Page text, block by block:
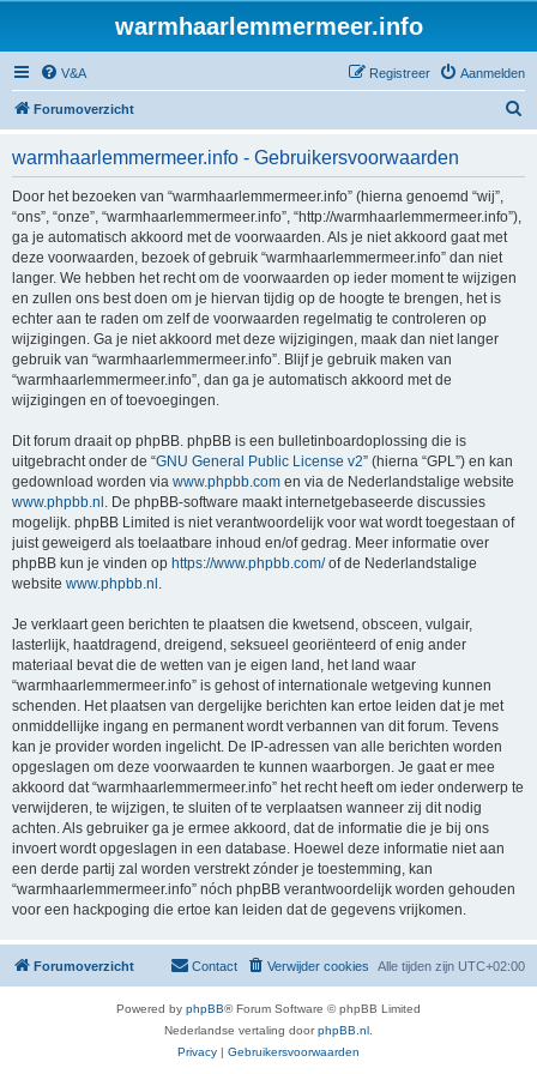
warmhaarlemmermeer.info
V&A Aanmelden
Registreer
Forumoverzicht
warmhaarlemmermeer.info - Gebruikersvoorwaarden
Door het bezoeken van “warmhaarlemmermeer.info” (hierna genoemd “wij”,
“ons”, “onze”, “warmhaarlemmermeer.info”, “http://warmhaarlemmermeer.info”),
ga je automatisch akkoord met de voorwaarden. Als je niet akkoord gaat met
deze voorwaarden, bezoek of gebruik “warmhaarlemmermeer.info” dan niet
langer. We hebben het recht om de voorwaarden op ieder moment te wijzigen
en zullen ons best doen om je hiervan tijdig op de hoogte te brengen, het is
echter aan te raden om zelf de voorwaarden regelmatig te controleren op
wijzigingen. Ga je niet akkoord met deze wijzigingen, maak dan niet langer
gebruik van “warmhaarlemmermeer.info”. Blijf je gebruik maken van
“warmhaarlemmermeer.info”, dan ga je automatisch akkoord met de
wijzigingen en of toevoegingen.
Dit forum draait op phpBB. phpBB is een bulletinboardoplossing die is
uitgebracht onder de “GNU General Public License v2” (hierna “GPL”) en kan
gedownload worden via www.phpbb.com en via de Nederlandstalige website
www.phpbb.nl . De phpBB-software maakt internetgebaseerde discussies
mogelijk. phpBB Limited is niet verantwoordelijk voor wat wordt toegestaan of
juist geweigerd als toelaatbare inhoud en/of gedrag. Meer informatie over
phpBB kun je vinden op https://www.phpbb.com/of de Nederlandstalige
website www.phpbb.nl .
Je verklaart geen berichten te plaatsen die kwetsend, obsceen, vulgair,
lasterlijk, haatdragend, dreigend, seksueel georiënteerd of enig ander
materiaal bevat die de wetten van je eigen land, het land waar
“warmhaarlemmermeer.info” is gehost of internationale wetgeving kunnen
schenden. Het plaatsen van dergelijke berichten kan ertoe leiden dat je met
onmiddellijke ingang en permanent wordt verbannen van dit forum. Tevens
kan je provider worden ingelicht. De IP-adressen van alle berichten worden
opgeslagen om deze voorwaarden te kunnen waarborgen. Je gaat er mee
akkoord dat “warmhaarlemmermeer.info” het recht heeft om ieder onderwerp te
verwijderen, te wijzigen, te sluiten of te verplaatsen wanneer zij dit nodig
achten. Als gebruiker ga je ermee akkoord, dat de informatie die je bij ons
invoert wordt opgeslagen in een database. Hoewel deze informatie niet aan
een derde partij zal worden verstrekt zónder je toestemming, kan
“warmhaarlemmermeer.info” nóch phpBB verantwoordelijk worden gehouden
voor een hackpoging die ertoe kan leiden dat de gegevens vrijkomen.
Forumoverzicht Alle tijden zijn UTC+02:00
Verwijder cookies
Contact
Powered by phpBB® Forum Software © phpBB Limited
Nederlandse vertaling doorphpBB.nl
Privacy | Gebruikersvoorwaarden